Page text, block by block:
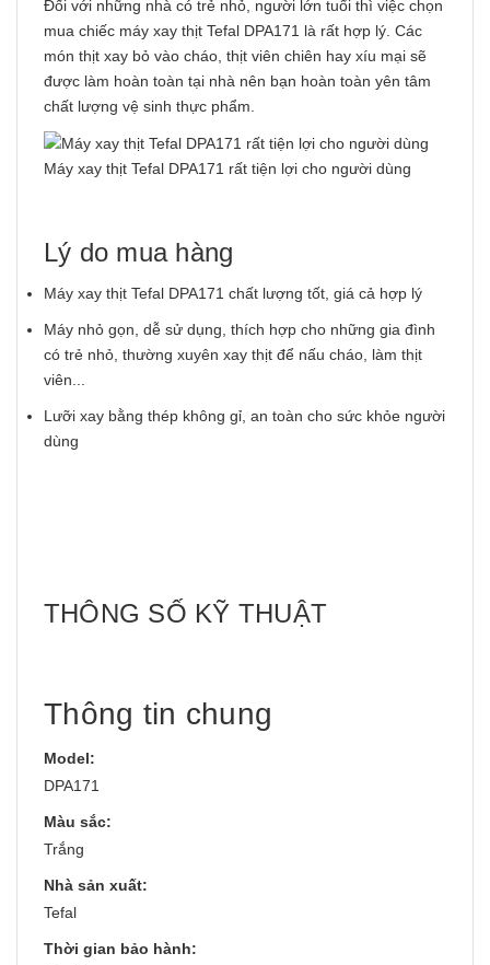
Đối với những nhà có trẻ nhỏ, người lớn tuổi thì việc chọn
mua chiếc máy xay thịt Tefal DPA171 là rất hợp lý. Các
món thịt xay bỏ vào cháo, thịt viên chiên hay xíu mại sẽ
được làm hoàn toàn tại nhà nên bạn hoàn toàn yên tâm
chất lượng vệ sinh thực phẩm.
Máy xay thịt Tefal DPA171 rất tiện lợi cho người dùng
Lý do mua hàng
Máy xay thịt Tefal DPA171 chất lượng tốt, giá cả hợp lý
Máy nhỏ gọn, dễ sử dụng, thích hợp cho những gia đình
có trẻ nhỏ, thường xuyên xay thịt để nấu cháo, làm thịt
viên...
Lưỡi xay bằng thép không gỉ, an toàn cho sức khỏe người
dùng
THÔNG SỐ KỸ THUẬT
Thông tin chung
Model:
DPA171
Màu sắc:
Trắng
Nhà sản xuất:
Tefal
Thời gian bảo hành: